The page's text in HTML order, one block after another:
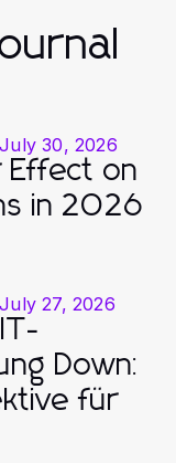
July 30, 2026
Effect on
in 2026
July 27, 2026
Down:
für